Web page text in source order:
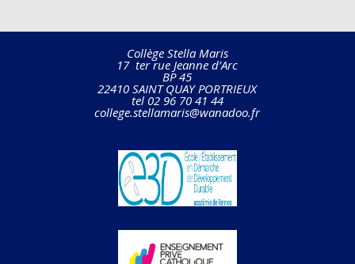
Collège Stella Maris
17 ter rue Jeanne d’Arc
BP 45
22410 SAINT QUAY PORTRIEUX
tel 02 96 70 41 44
college.stellamaris@wanadoo.fr